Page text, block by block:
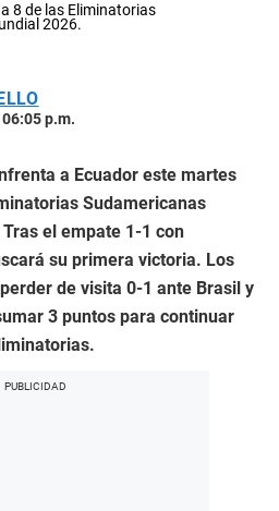
8 de las Eliminatorias
2026.
p.m.
a Ecuador este martes
Sudamericanas
el empate 1-1 con
su primera victoria. Los
de visita 0-1 ante Brasil y
3 puntos para continuar